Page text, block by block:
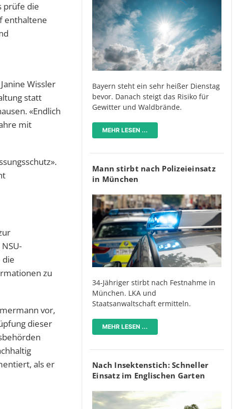
prüfe die
enthaltene
Wissler
statt
«Endlich
mit
die
zu
vor,
dieser
als er
Bayern steht ein sehr heißer Dienstag
bevor. Danach steigt das Risiko für
Gewitter und Waldbrände.
MEHR LESEN ...
Mann stirbt nach Polizeieinsatz
in München
34-Jähriger stirbt nach Festnahme in
München. LKA und
Staatsanwaltschaft ermitteln.
MEHR LESEN ...
Nach Insektenstich: Schneller
Einsatz im Englischen Garten